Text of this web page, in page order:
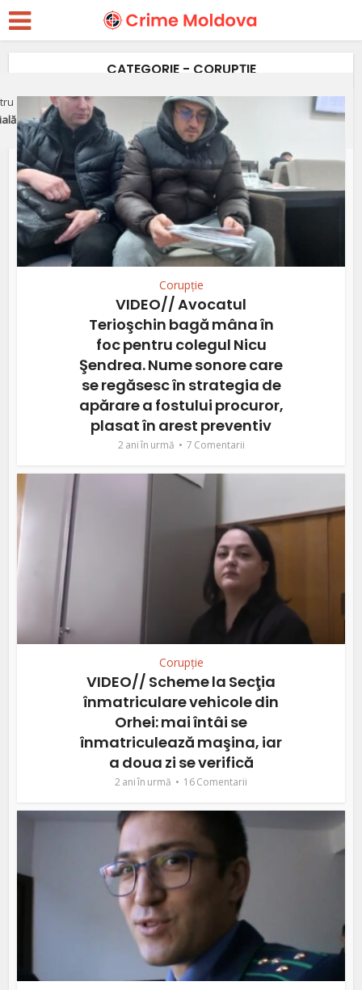
apărarea justiției independente, libertății presei și victimelor
CATEGORIE - CORUPȚIE
Corupție
VIDEO// Avocatul
Terioşchin bagă mâna în
foc pentru colegul Nicu
Şendrea. Nume sonore care
se regăsesc în strategia de
apărare a fostului procuror,
plasat în arest preventiv
2 ani în urmă 7 Comentarii
Corupție
VIDEO// Scheme la Secţia
înmatriculare vehicole din
Orhei: mai întâi se
înmatriculează maşina, iar
a doua zi se verifică
2 ani în urmă 16 Comentarii